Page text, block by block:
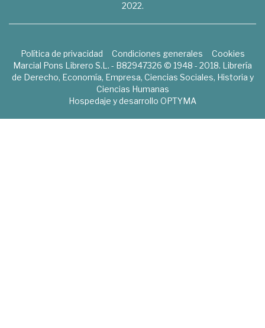
2022.
Política de privacidad Condiciones generales
Cookies
Marcial Pons Librero S.L. - B82947326 © 1948 - 2018. Librería
de Derecho, Economía, Empresa, Ciencias Sociales, Historia y
Ciencias Humanas
Hospedaje y desarrollo OPTYMA